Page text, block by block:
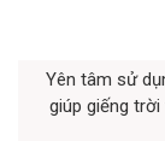
Yên tâm sử
giúp giếng